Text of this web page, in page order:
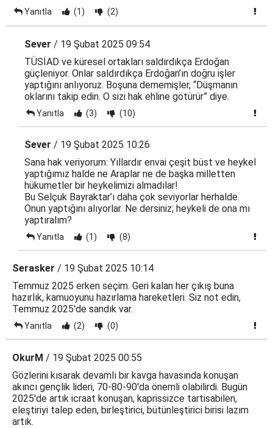
Yanıtla (1) (2)
Sever / 19 Şubat 2025 09:54
TÜSİAD ve küresel ortakları saldırdıkça Erdoğan
güçleniyor. Onlar saldırdıkça Erdoğan’ın doğru işler
yaptığını anlıyoruz. Boşuna dememişler, “Düşmanın
oklarını takip edin. O sizi hak ehline götürür” diye.
Yanıtla (3) (10)
Sever / 19 Şubat 2025 10:26
Sana hak veriyorum: Yıllardır envai çeşit büst ve heykel
yaptığımız halde ne Araplar ne de başka milletten
hükumetler bir heykelimizi almadılar!
Bu Selçuk Bayraktar’ı daha çok seviyorlar herhalde.
Onun yaptığını alıyorlar. Ne dersiniz; heykeli de ona mı
yaptıralım?
Yanıtla (1) (8)
Serasker / 19 Şubat 2025 10:14
Temmuz 2025 erken seçim. Geri kalan her çıkış buna
hazırlık, kamuoyunu hazırlama hareketleri. Siz not edin,
Temmuz 2025'de sandık var.
Yanıtla (2) (0)
OkurM / 19 Şubat 2025 00:55
Gözlerini kısarak devamlı bir kavga havasında konuşan
akıncı gençlik lideri, 70-80-90'da önemli olabilirdi. Bugün
2025'de artık icraat konuşan, kaprissizce tartisabilen,
eleştiriyi talep eden, birleştirici, bütünleştirici birisi lazım
artık.